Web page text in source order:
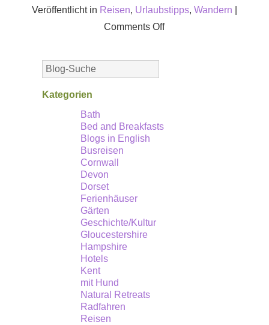
Veröffentlicht in Reisen, Urlaubstipps, Wandern
Comments Offon
Kategorien
Bath
Bed and Breakfasts
Blogs in English
Busreisen
Cornwall
Devon
Dorset
Ferienhäuser
Gärten
Geschichte/Kultur
Gloucestershire
Hampshire
Hotels
Kent
mit Hund
Natural Retreats
Radfahren
Reisen